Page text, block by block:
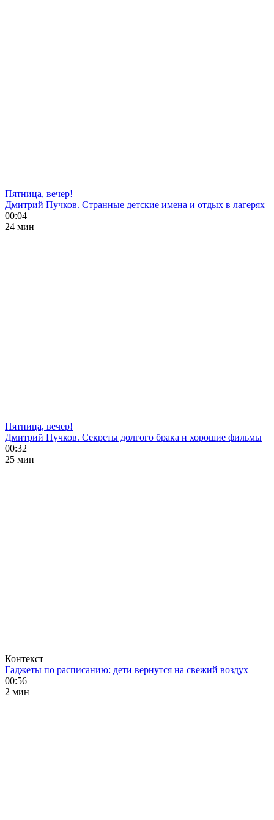
Пятница, вечер!
Дмитрий Пучков. Странные детские имена и отдых в лагерях
00:04
24 мин
Пятница, вечер!
Дмитрий Пучков. Секреты долгого брака и хорошие фильмы
00:32
25 мин
Контекст
Гаджеты по расписанию: дети вернутся на свежий воздух
00:56
2 мин